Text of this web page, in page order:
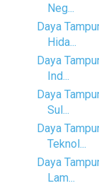
Neg...
Daya
Hida...
Daya
Ind...
Daya
Sul...
Daya
Teknol...
Daya
Lam...